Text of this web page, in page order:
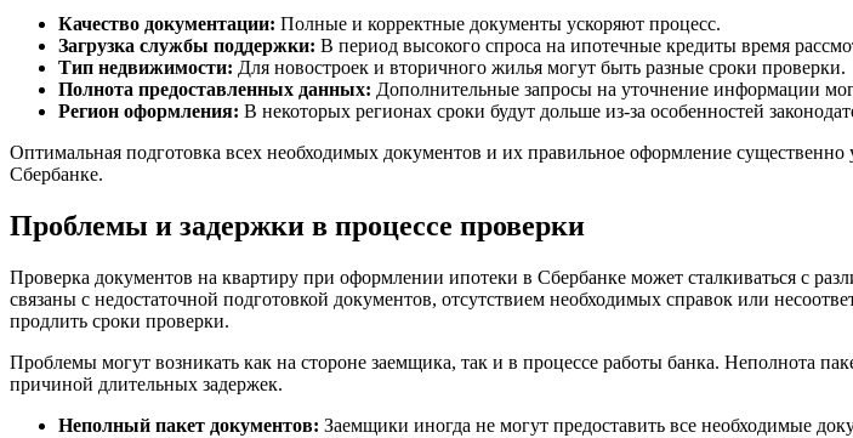
Качество документации: Полные и корректные документы ускоряют процесс.
Загрузка службы поддержки: В период высокого спроса на ипотечные кредиты время
Тип недвижимости: Для новостроек и вторичного жилья могут быть разные сроки проверки.
Полнота предоставленных данных: Дополнительные запросы на уточнение информации
Регион оформления: В некоторых регионах сроки будут дольше из-за особенностей
Оптимальная подготовка всех необходимых документов и их правильное оформление
Сбербанке.
Проблемы и задержки в процессе проверки
Проверка документов на квартиру при оформлении ипотеки в Сбербанке может сталкиваться с
связаны с недостаточной подготовкой документов, отсутствием необходимых справок или
продлить сроки проверки.
Проблемы могут возникать как на стороне заемщика, так и в процессе работы банка. Неполнота
причиной длительных задержек.
Неполный пакет документов: Заемщики иногда не могут предоставить все необходимые